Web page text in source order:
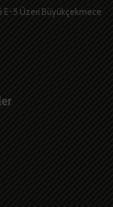
E-5 Üzeri Büyükçekmece